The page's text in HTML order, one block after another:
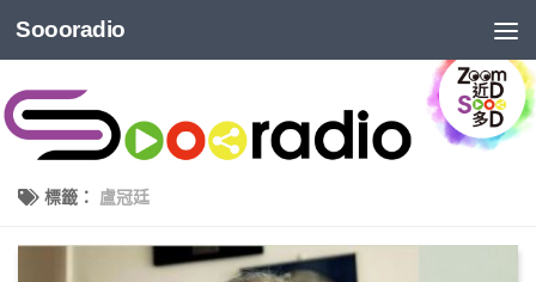
Soooradio
標籤： 盧冠廷